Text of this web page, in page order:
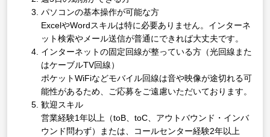
パソコンの基本操作が可能な方
ExcelやWordスキルは特に必要ありません。インターネ
ット検索やメール送信が普通にできれば大丈夫です。
インターネットの固定回線が整っている方（光回線また
はケーブルTV回線）
ポケットWiFiなどモバイル回線は音や映像が途切れる可
能性があるため、ご応募をご遠慮いただいております。
歓迎スキル
営業経験1年以上（toB、toC、アウトバウンド・インバ
ウンド問わず）または、コールセンター経験2年以上